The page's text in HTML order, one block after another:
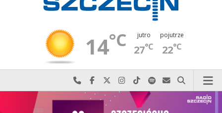
14°C jutro
27°C
pojutrze
22°C
Najlepiej po prostu do nas zadzwoń
Odwiedź nas na Facebook-u
Odwiedź nas na X
Odwiedź nas na Instagram-ie
Odwiedź nas na TikTok-u
Szukaj nas na Spotify
Wyślij do nas
Szukaj